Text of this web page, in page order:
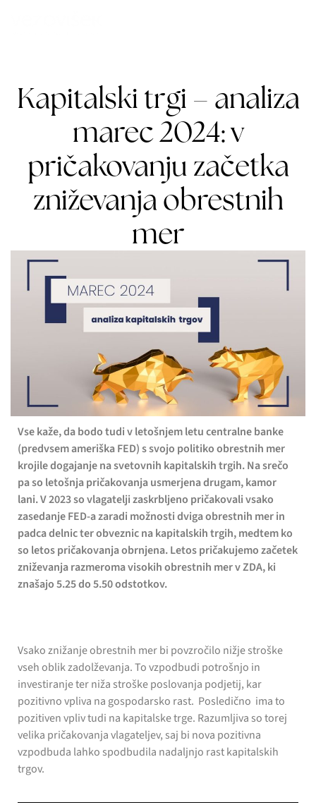
Kapitalski trgi – analiza
marec 2024: v
pričakovanju začetka
zniževanja obrestnih
mer
Vse kaže, da bodo tudi v letošnjem letu centralne banke
(predvsem ameriška FED) s svojo politiko obrestnih mer
krojile dogajanje na svetovnih kapitalskih trgih. Na srečo
pa so letošnja pričakovanja usmerjena drugam, kamor
lani. V 2023 so vlagatelji zaskrbljeno pričakovali vsako
zasedanje FED-a zaradi možnosti dviga obrestnih mer in
padca delnic ter obveznic na kapitalskih trgih, medtem ko
so letos pričakovanja obrnjena. Letos pričakujemo začetek
zniževanja razmeroma visokih obrestnih mer v ZDA, ki
znašajo 5.25 do 5.50 odstotkov.
Vsako znižanje obrestnih mer bi povzročilo nižje stroške
vseh oblik zadolževanja. To vzpodbudi potrošnjo in
investiranje ter niža stroške poslovanja podjetij, kar
pozitivno vpliva na gospodarsko rast. Posledično ima to
pozitiven vpliv tudi na kapitalske trge. Razumljiva so torej
velika pričakovanja vlagateljev, saj bi nova pozitivna
vzpodbuda lahko spodbudila nadaljnjo rast kapitalskih
trgov.